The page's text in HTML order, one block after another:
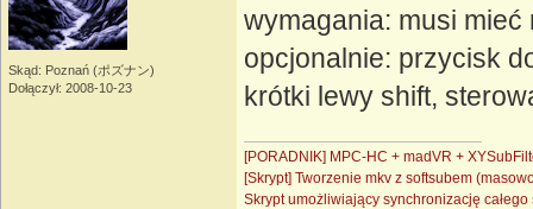
Skąd: Poznań (ポズナン)
Dołączył: 2008-10-23
wymagania: musi mieć
opcjonalnie: przycisk
krótki lewy shift,
[PORADNIK] MPC-HC + madVR +
[Skrypt] Tworzenie mkv z softsubem
Skrypt umożliwiający synchronizację